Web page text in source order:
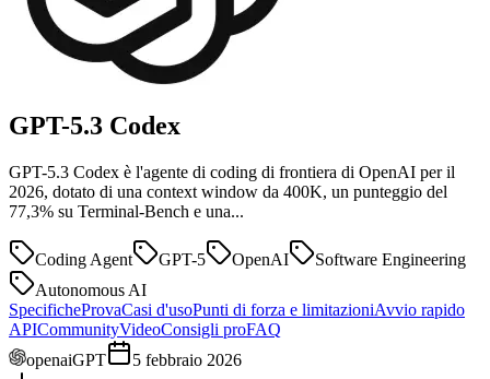
GPT-5.3 Codex
GPT-5.3 Codex è l'agente di coding di frontiera di OpenAI per il
2026, dotato di una context window da 400K, un punteggio del
77,3% su Terminal-Bench e una...
Coding Agent GPT-5 OpenAI
Software Engineering
Autonomous AI
SpecificheProvaCasi d'usoPunti di forza e limitazioniAvvio rapido
APICommunityVideoConsigli proFAQ
openaiGPT
5 febbraio 2026